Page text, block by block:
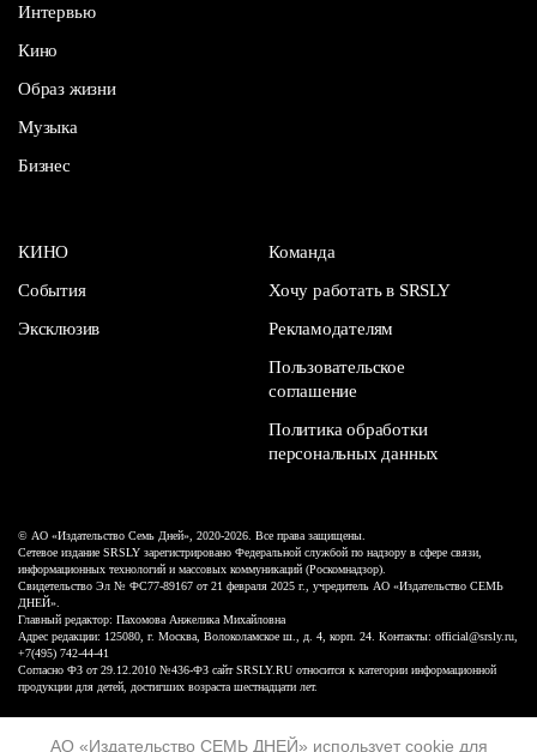
АО «Издательство СЕМЬ ДНЕЙ» использует cookie для
Интервью
Кино
Образ жизни
Музыка
Бизнес
КИНО
События
Эксклюзив
Команда
Хочу работать в SRSLY
Рекламодателям
Пользовательское
соглашение
Политика обработки
персональных данных
© АО «Издательство Семь Дней», 2020-2026. Все права защищены.
Сетевое издание SRSLY зарегистрировано Федеральной службой по надзору в сфере связи,
информационных технологий и массовых коммуникаций (Роскомнадзор).
Свидетельство Эл № ФС77-89167 от 21 февраля 2025 г., учредитель АО «Издательство СЕМЬ
ДНЕЙ».
Главный редактор: Пахомова Анжелика Михайловна
Адрес редакции: 125080, г. Москва, Волоколамское ш., д. 4, корп. 24. Контакты: official@srsly.ru,
+7(495) 742-44-41
Согласно ФЗ от 29.12.2010 №436-ФЗ сайт SRSLY.RU относится к категории информационной
продукции для детей, достигших возраста шестнадцати лет.